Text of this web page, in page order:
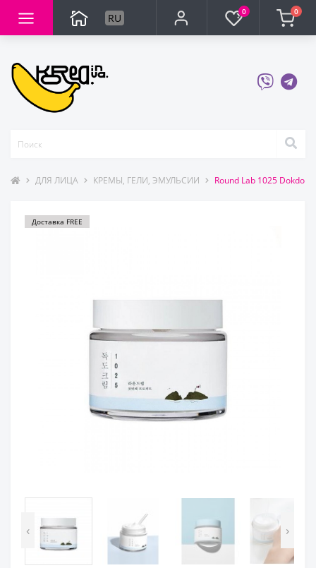
RU 0 0
ДЛЯ ЛИЦА КРЕМЫ, ГЕЛИ, ЭМУЛЬСИИ Round Lab 1025 Dokdo
Доставка FREE
‹ ›